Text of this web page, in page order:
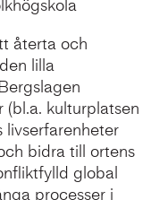
återta och
lilla
kulturplatsen
livserfarenheter
bidra till ortens
global
processer i